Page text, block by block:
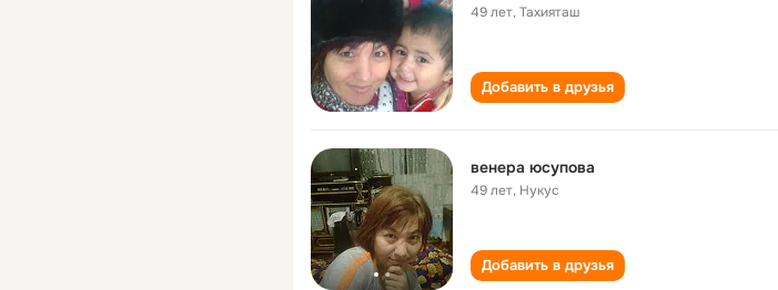
49 лет,Тахияташ
Добавить в друзья
венера юсупова
49 лет, Нукус
Добавить в друзья